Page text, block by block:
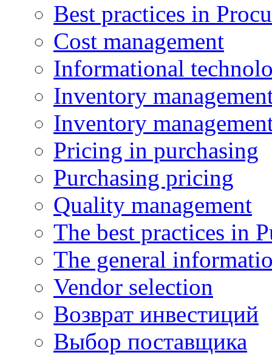
Best practices in
Cost management
Informational
Inventory
Inventory
Pricing in purchasing
Purchasing pricing
Quality management
The best practices in
The general
Vendor selection
Возврат инвестиций
Выбор поставщика